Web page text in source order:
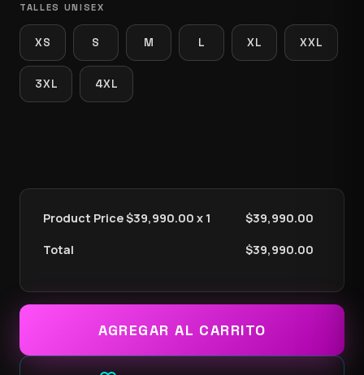
TALLES UNISEX
XS S M L XL XXL
3XL 4XL
Product Price $39,990.00 x 1 $39,990.00
Total $39,990.00
AGREGAR AL CARRITO